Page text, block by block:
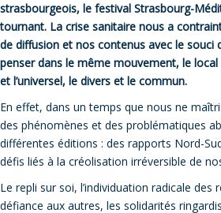
strasbourgeois, le festival Strasbourg-
tournant. La crise sanitaire nous a
de diffusion et nos contenus avec le souci
penser dans le même mouvement, le
et l’universel, le divers et le commun.
En effet, dans un temps que nous ne
des phénomènes et des problématiques
différentes éditions : des rapports Nord-
défis liés à la créolisation irréversible de
Le repli sur soi, l’individuation radicale des
défiance aux autres, les solidarités